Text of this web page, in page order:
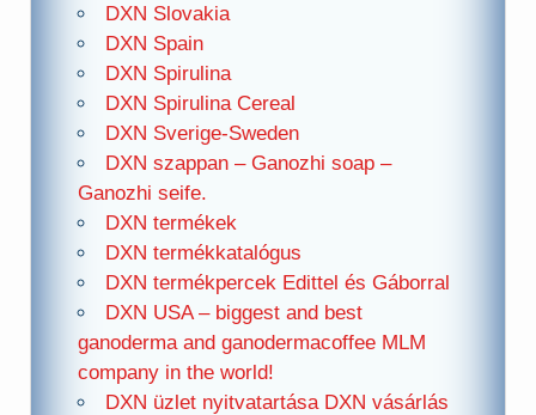
DXN Slovakia
DXN Spain
DXN Spirulina
DXN Spirulina Cereal
DXN Sverige-Sweden
DXN szappan – Ganozhi soap –
Ganozhi seife.
DXN termékek
DXN termékkatalógus
DXN termékpercek Edittel és Gáborral
DXN USA – biggest and best
ganoderma and ganodermacoffee MLM
company in the world!
DXN üzlet nyitvatartása DXN vásárlás